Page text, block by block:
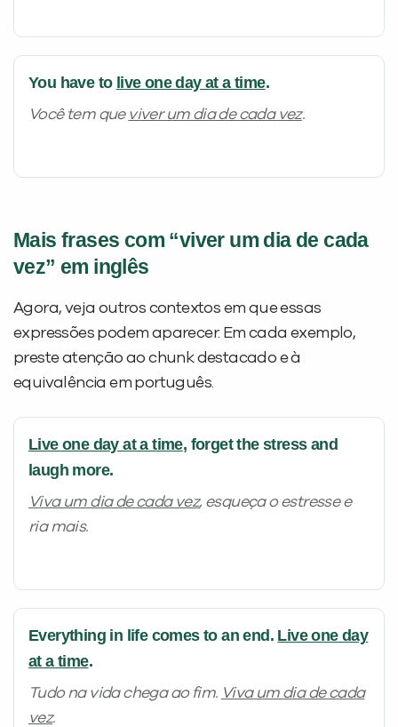
You have to live one day at a time.
Você tem que viver um dia de cada vez.
Mais frases com “viver um dia de cada
vez” em inglês
Agora, veja outros contextos em que essas
expressões podem aparecer. Em cada exemplo,
preste atenção ao chunk destacado e à
equivalência em português.
Live one day at a time, forget the stress and
laugh more.
Viva um dia de cada vez, esqueça o estresse e
ria mais.
Everything in life comes to an end. Live one day
at a time.
Tudo na vida chega ao fim. Viva um dia de cada
vez.